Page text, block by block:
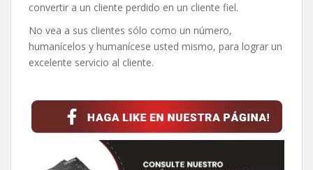
convertir a un cliente perdido en un cliente fiel.
No vea a sus clientes sólo como un número,
humanícelos y humanícese usted mismo, para lograr un
excelente servicio al cliente.